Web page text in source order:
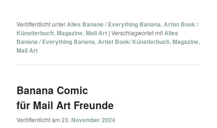
Veröffentlicht unter Alles Banane / Everything Banana, Artist Book /
Künstlerbuch,Magazine,Mail Art |Verschlagwortet mit Alles
Banana / Everything Banana, Artist Book/ Künstlerbuch,Magazine,
Mail Art
Banana Comic
für Mail Art Freunde
Veröffentlicht am23. November 2024